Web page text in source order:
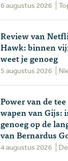
6 augustus 2026
Review van
Hawk: binnen
weet je genoeg
5 augustus 2026
Power van de
wapen van Gijs:
genoeg op de
van Bernardus
4 augustus 2026